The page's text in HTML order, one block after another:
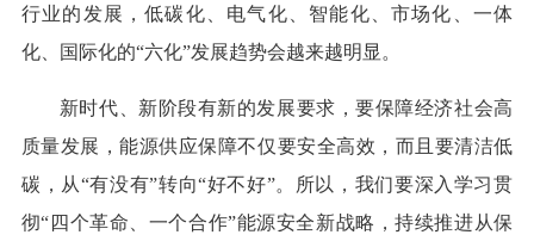
行业的发展，低碳化、电气化、智能化、市场化、一体
化、国际化的“六化”发展趋势会越来越明显。
新时代、新阶段有新的发展要求，要保障经济社会高
质量发展，能源供应保障不仅要安全高效，而且要清洁低
碳，从“有没有”转向“好不好”。所以，我们要深入学习贯
彻“四个革命、一个合作”能源安全新战略，持续推进从保